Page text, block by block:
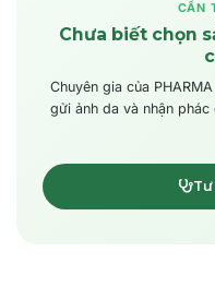
CẦN
Chưa biết chọn
Chuyên gia của
gửi ảnh da và nhận